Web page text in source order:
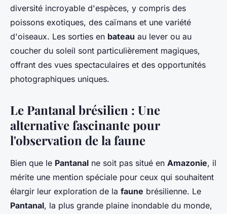
diversité incroyable d'espèces, y compris des
poissons exotiques, des caïmans et une variété
d'oiseaux. Les sorties en bateau au lever ou au
coucher du soleil sont particulièrement magiques,
offrant des vues spectaculaires et des opportunités
photographiques uniques.
Le Pantanal brésilien : Une
alternative fascinante pour
l'observation de la faune
Bien que le Pantanal ne soit pas situé en Amazonie, il
mérite une mention spéciale pour ceux qui souhaitent
élargir leur exploration de la faune brésilienne. Le
Pantanal, la plus grande plaine inondable du monde,